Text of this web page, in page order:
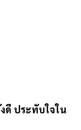
ดี ประทับใจใน